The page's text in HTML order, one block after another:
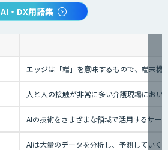
AI・DX用語集
エッジは「端」を意味するもので、端末機
人と人の接触が非常に多い介護現場にお
AIの技術をさまざまな領域で活用するサー
AIは大量のデータを分析し、予測していく